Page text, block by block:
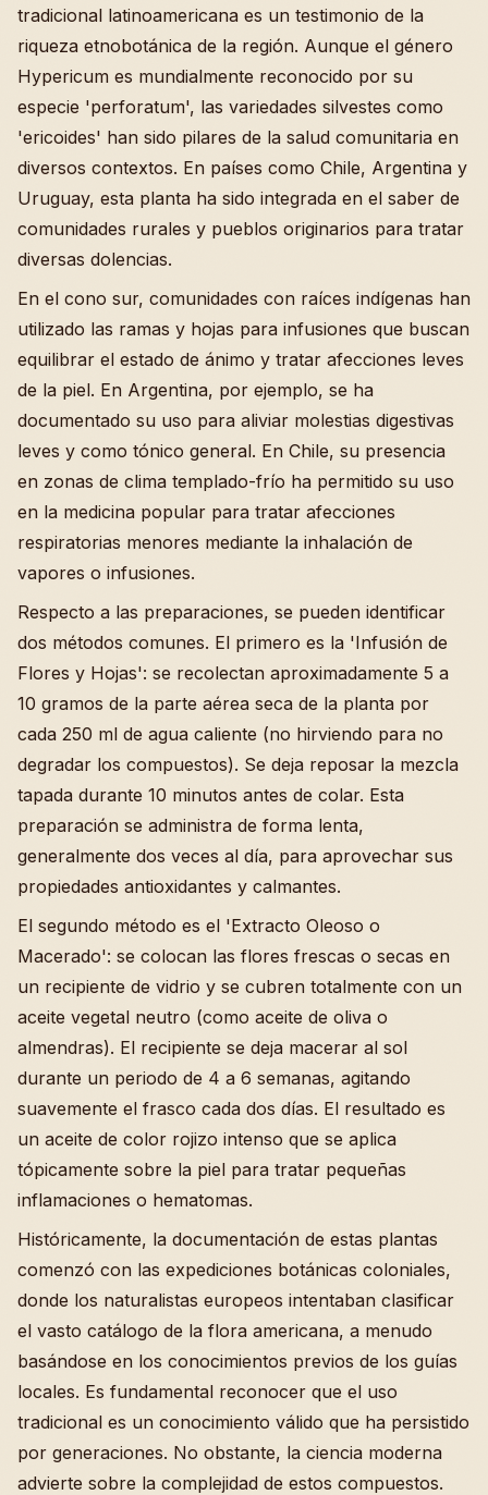
tradicional latinoamericana es un testimonio de la
riqueza etnobotánica de la región. Aunque el género
Hypericum es mundialmente reconocido por su
especie 'perforatum', las variedades silvestes como
'ericoides' han sido pilares de la salud comunitaria en
diversos contextos. En países como Chile, Argentina y
Uruguay, esta planta ha sido integrada en el saber de
comunidades rurales y pueblos originarios para tratar
diversas dolencias.
En el cono sur, comunidades con raíces indígenas han
utilizado las ramas y hojas para infusiones que buscan
equilibrar el estado de ánimo y tratar afecciones leves
de la piel. En Argentina, por ejemplo, se ha
documentado su uso para aliviar molestias digestivas
leves y como tónico general. En Chile, su presencia
en zonas de clima templado-frío ha permitido su uso
en la medicina popular para tratar afecciones
respiratorias menores mediante la inhalación de
vapores o infusiones.
Respecto a las preparaciones, se pueden identificar
dos métodos comunes. El primero es la 'Infusión de
Flores y Hojas': se recolectan aproximadamente 5 a
10 gramos de la parte aérea seca de la planta por
cada 250 ml de agua caliente (no hirviendo para no
degradar los compuestos). Se deja reposar la mezcla
tapada durante 10 minutos antes de colar. Esta
preparación se administra de forma lenta,
generalmente dos veces al día, para aprovechar sus
propiedades antioxidantes y calmantes.
El segundo método es el 'Extracto Oleoso o
Macerado': se colocan las flores frescas o secas en
un recipiente de vidrio y se cubren totalmente con un
aceite vegetal neutro (como aceite de oliva o
almendras). El recipiente se deja macerar al sol
durante un periodo de 4 a 6 semanas, agitando
suavemente el frasco cada dos días. El resultado es
un aceite de color rojizo intenso que se aplica
tópicamente sobre la piel para tratar pequeñas
inflamaciones o hematomas.
Históricamente, la documentación de estas plantas
comenzó con las expediciones botánicas coloniales,
donde los naturalistas europeos intentaban clasificar
el vasto catálogo de la flora americana, a menudo
basándose en los conocimientos previos de los guías
locales. Es fundamental reconocer que el uso
tradicional es un conocimiento válido que ha persistido
por generaciones. No obstante, la ciencia moderna
advierte sobre la complejidad de estos compuestos.